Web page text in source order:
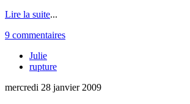
Lire la suite...
9 commentaires
Julie
rupture
mercredi 28 janvier 2009